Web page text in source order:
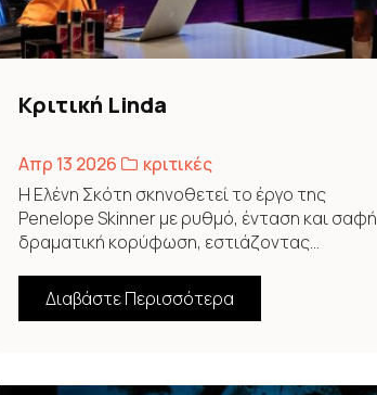
Κριτική Linda
Απρ 13 2026
κριτικές
Η Ελένη Σκότη σκηνοθετεί το έργο της
Penelope Skinner με ρυθμό, ένταση και σαφή
δραματική κορύφωση, εστιάζοντας...
Διαβάστε Περισσότερα